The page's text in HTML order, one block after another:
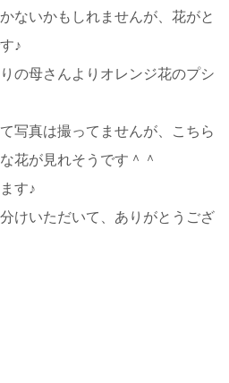
ないかもしれませんが、花がと
♪
の母さんよりオレンジ花のプシ
写真は撮ってませんが、こちら
花が見れそうです＾＾
す♪
けいただいて、ありがとうござ